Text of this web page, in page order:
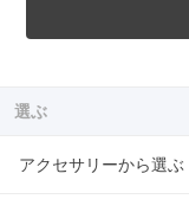
選ぶ
アクセサリーから選ぶ